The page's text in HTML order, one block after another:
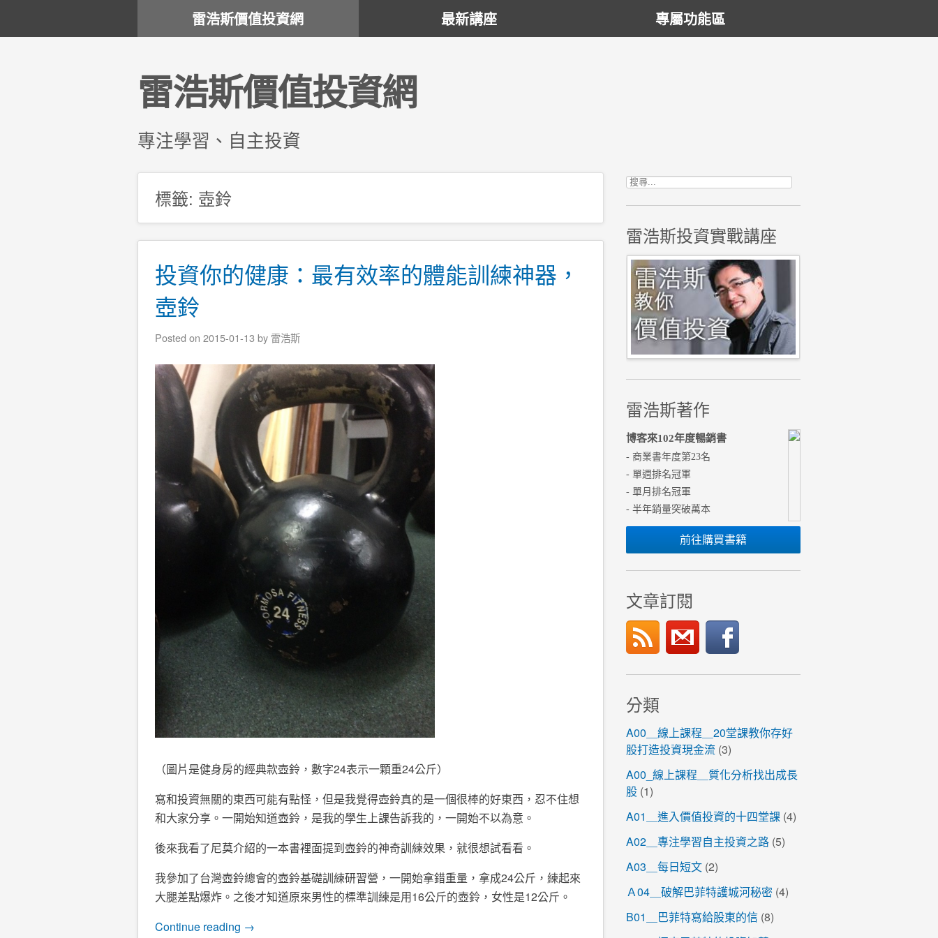
雷浩斯價值投資網 最新講座 專屬功能區
雷浩斯價值投資網
專注學習、自主投資
標籤: 壺鈴
投資你的健康：最有效率的體能訓練神器，
壺鈴
Posted on 2015-01-13 by 雷浩斯
（圖片是健身房的經典款壺鈴，數字24表示一顆重24公斤）
寫和投資無關的東西可能有點怪，但是我覺得壺鈴真的是一個很棒的好東西，忍不住想
和大家分享。一開始知道壺鈴，是我的學生上課告訴我的，一開始不以為意。
後來我看了尼莫介紹的一本書裡面提到壺鈴的神奇訓練效果，就很想試看看。
我參加了台灣壺鈴總會的壺鈴基礎訓練研習營，一開始拿錯重量，拿成24公斤，練起來
大腿差點爆炸。之後才知道原來男性的標準訓練是用16公斤的壺鈴，女性是12公斤。
Continue reading →
搜尋關鍵字:
雷浩斯投資實戰講座
雷浩斯著作
博客來102年度暢銷書
- 商業書年度第23名
- 單週排名冠軍
- 單月排名冠軍
- 半年銷量突破萬本
前往購買書籍
文章訂閱
分類
A00＿線上課程＿20堂課教你存好
股打造投資現金流 (3)
A00_線上課程＿質化分析找出成長
股 (1)
A01＿進入價值投資的十四堂課 (4)
A02＿專注學習自主投資之路 (5)
A03＿每日短文 (2)
Ａ04＿破解巴菲特護城河秘密 (4)
B01＿巴菲特寫給股東的信 (8)